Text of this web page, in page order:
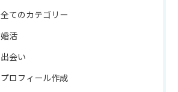
全てのカテゴリー
婚活
出会い
プロフィール作成